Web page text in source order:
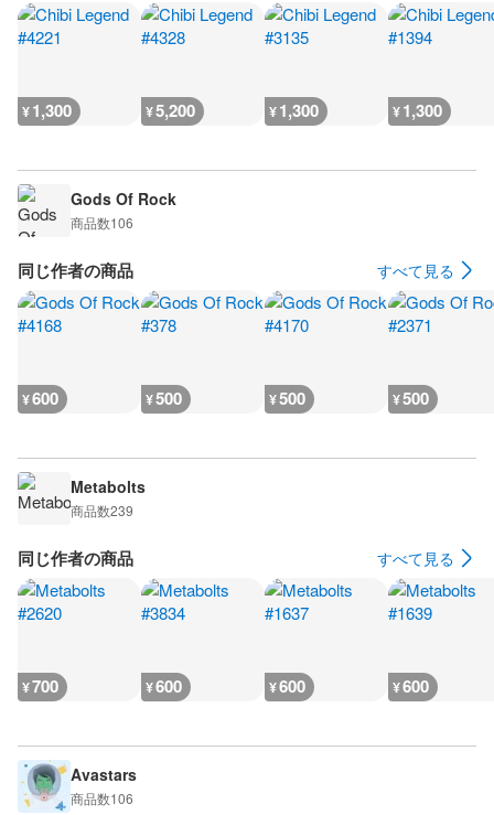
¥1,300 ¥5,200 ¥1,300 ¥1,300
Gods Of Rock
商品数106
同じ作者の商品 すべて見る
¥600 ¥500 ¥500 ¥500
Metabolts
商品数239
同じ作者の商品 すべて見る
¥700 ¥600 ¥600 ¥600
Avastars
商品数106